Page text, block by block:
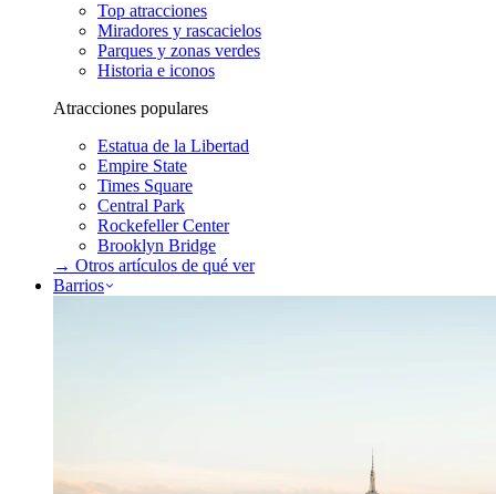
Top atracciones
Miradores y rascacielos
Parques y zonas verdes
Historia e iconos
Atracciones populares
Estatua de la Libertad
Empire State
Times Square
Central Park
Rockefeller Center
Brooklyn Bridge
→ Otros artículos de qué ver
Barrios